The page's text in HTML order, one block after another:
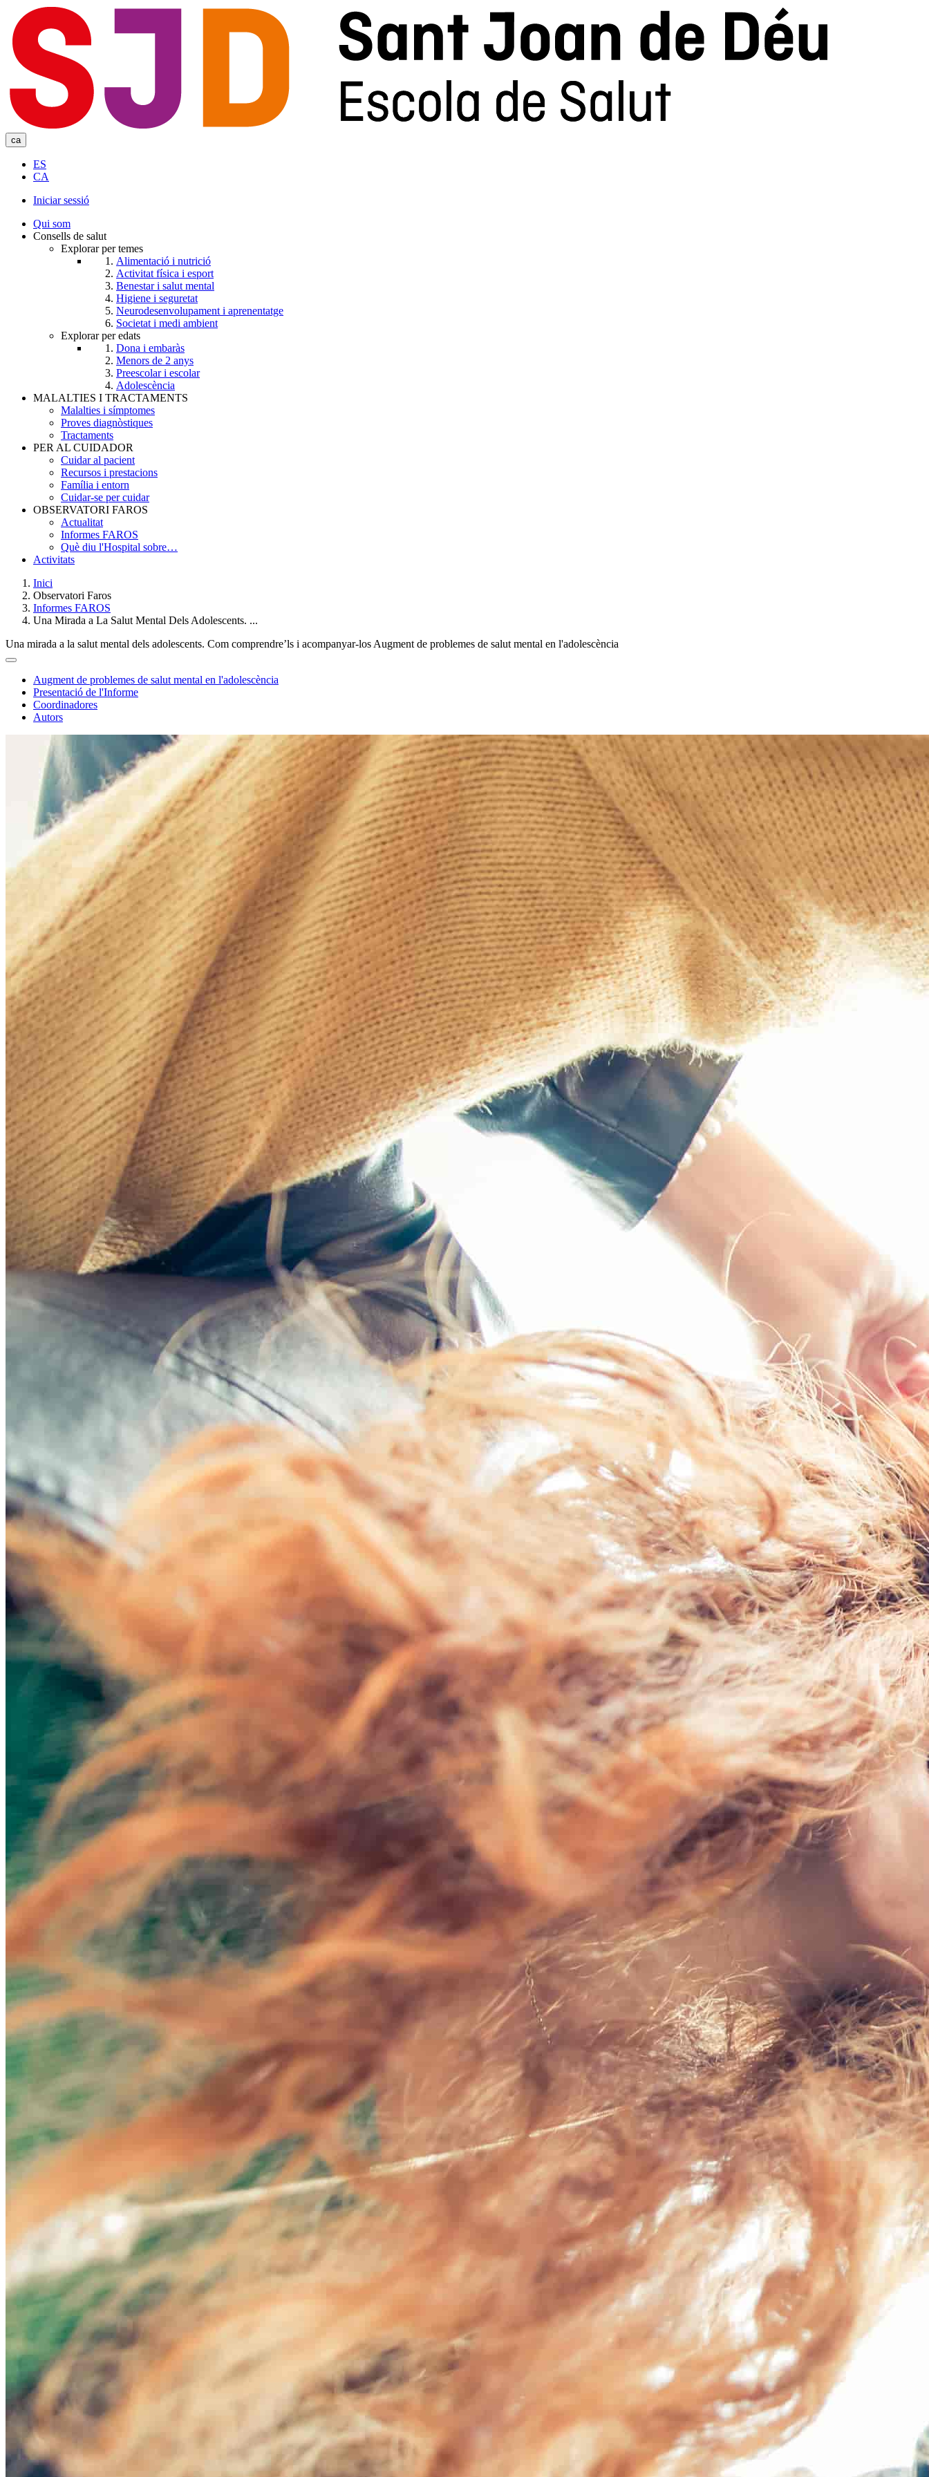
main
content
ca
ES
CA
User
account
Iniciar sessió
Qui som
Consells de salut
Explorar per temes
Alimentació i nutrició
Activitat física i esport
Benestar i salut mental
Higiene i seguretat
Neurodesenvolupament i aprenentatge
Societat i medi ambient
Explorar per edats
Dona i embaràs
Menors de 2 anys
Preescolar i escolar
Adolescència
MALALTIES I TRACTAMENTS
Malalties i símptomes
Proves diagnòstiques
Tractaments
PER AL CUIDADOR
Cuidar al pacient
Recursos i prestacions
Família i entorn
Cuidar-se per cuidar
OBSERVATORI FAROS
Actualitat
Informes FAROS
Què diu l'Hospital sobre…
Activitats
Breadcrumb
Inici
Observatori Faros
Informes FAROS
Una Mirada a La Salut Mental Dels Adolescents. ...
Una mirada a la salut mental dels adolescents. Com comprendre’ls i acompanyar-los Augment de problemes de salut mental en l'adolescència
Augment de problemes de salut mental en l'adolescència
Presentació de l'Informe
Coordinadores
Autors